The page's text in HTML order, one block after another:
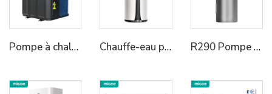
Pompe à chaleur MICOE Full DC R32 Air-Eau pour chauffage hydronique et piscines Chauffe-eau pompe à chaleur tout-en-un murale R134a R290 Pompe à chaleur tout-en-un pour chauffage d'eau